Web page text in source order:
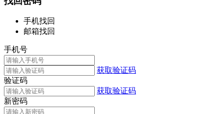
手机找回
邮箱找回
手机号
获取验证码
验证码
获取验证码
新密码